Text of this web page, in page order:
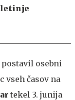
postavil osebni
vseh časov na
tekel 3. junija